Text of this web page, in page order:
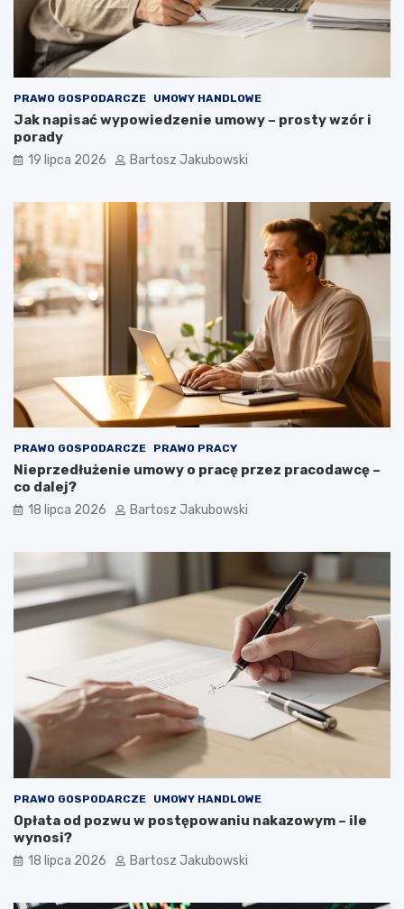
PRAWO GOSPODARCZE UMOWY HANDLOWE
Jak napisać wypowiedzenie umowy – prosty wzór i
porady
19 lipca 2026 Bartosz Jakubowski
PRAWO GOSPODARCZE PRAWO PRACY
Nieprzedłużenie umowy o pracę przez pracodawcę –
co dalej?
18 lipca 2026 Bartosz Jakubowski
PRAWO GOSPODARCZE UMOWY HANDLOWE
Opłata od pozwu w postępowaniu nakazowym – ile
wynosi?
18 lipca 2026 Bartosz Jakubowski